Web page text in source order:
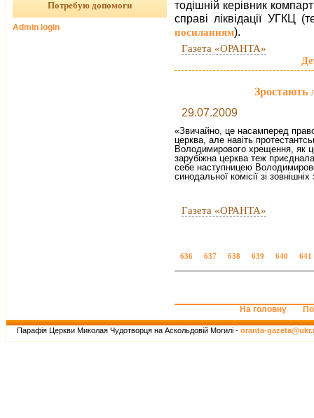
тодішній керівник
справі ліквідації УГКЦ
посиланням).
Газета «ОРАНТА»
Зростають
29.07.2009
«Звичайно, це насамперед
церква, але навіть
Володимирового хрещення, як
зарубіжна церква теж
себе наступницею
синодальної комісії зі
Газета «ОРАНТА»
636 637 638 639 640 641
Потребую допомоги
Admin login
На головну
Парафія Церкви Миколая Чудотворця на Аскольдовій Могилі - oranta-